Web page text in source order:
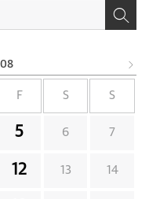
F S S
5 6 7
12 13 14